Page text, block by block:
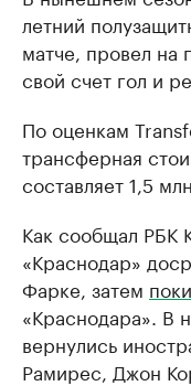
летний
матче, провел на
свой счет гол и
По оценкам
трансферная
составляет 1,5
Как сообщал РБК
«Краснодар»
Фарке, затем
«Краснодара». В
вернулись
Рамирес, Джон